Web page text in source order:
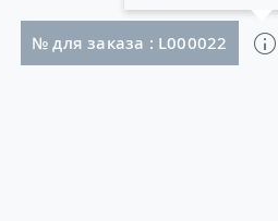
штекером Schuko (CEE7/7)
№ для заказа : L000022